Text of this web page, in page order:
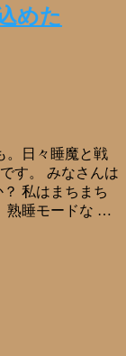
めた
。日々睡魔と戦
す。 みなさんは
私はまちまち
熟睡モードな …